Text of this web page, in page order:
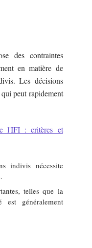
des contraintes
en matière de
Les décisions
peut rapidement
l'IFI : critères et
indivis nécessite
telles que la
est généralement